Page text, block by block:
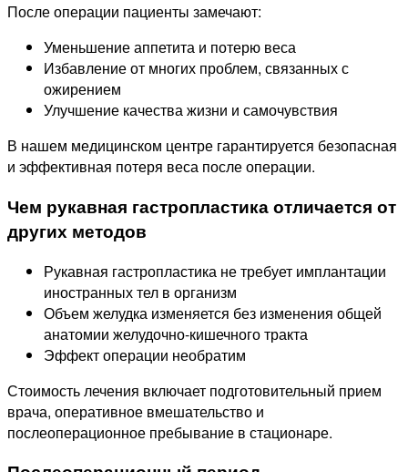
После операции пациенты замечают:
Уменьшение аппетита и потерю веса
Избавление от многих проблем, связанных с
ожирением
Улучшение качества жизни и самочувствия
В нашем медицинском центре гарантируется безопасная
и эффективная потеря веса после операции.
Чем рукавная гастропластика отличается от
других методов
Рукавная гастропластика не требует имплантации
иностранных тел в организм
Объем желудка изменяется без изменения общей
анатомии желудочно-кишечного тракта
Эффект операции необратим
Стоимость лечения включает подготовительный прием
врача, оперативное вмешательство и
послеоперационное пребывание в стационаре.